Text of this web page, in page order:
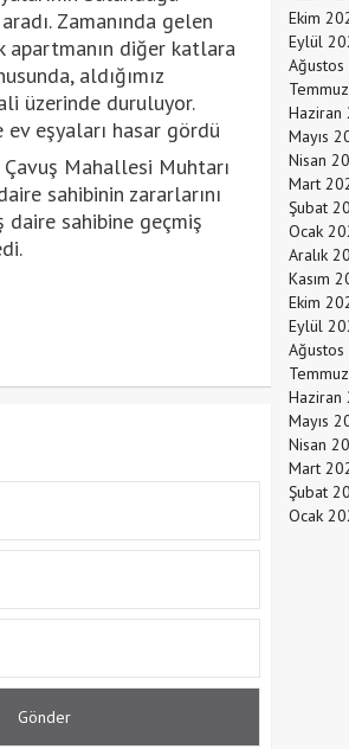
Zamanında gelen
apartmanın diğer katlara
aldığımız
üzerinde duruluyor.
eşyaları hasar gördü
Çavuş Mahallesi Muhtarı
sahibinin zararlarını
daire sahibine geçmiş
Ekim
Eylül
Haziran
Mayıs
Nisan
Mart
Şubat
Ocak
Aralık
Kasım
Ekim
Eylül
Haziran
Mayıs
Nisan
Mart
Şubat
Ocak